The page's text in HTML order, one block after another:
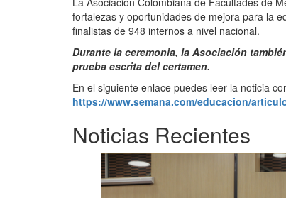
fortalezas y oportunidades de mejora para la
finalistas de 948 internos a nivel nacional.
Durante la ceremonia, la Asociación
prueba escrita del certamen.
En el siguiente enlace puedes leer la noticia
https://www.semana.com/educacion/
Noticias Recientes